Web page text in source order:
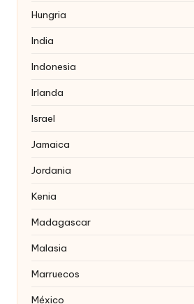
Hungria
India
Indonesia
Irlanda
Israel
Jamaica
Jordania
Kenia
Madagascar
Malasia
Marruecos
México